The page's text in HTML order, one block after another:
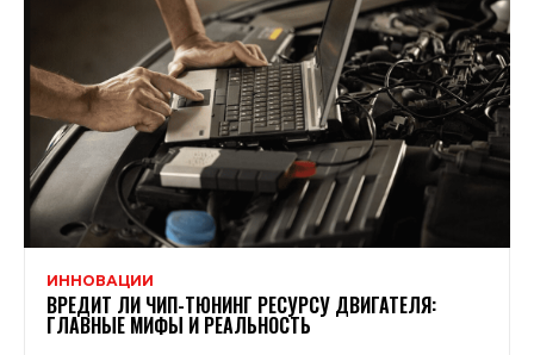
ИННОВАЦИИ
ВРЕДИТ ЛИ ЧИП-ТЮНИНГ РЕСУРСУ ДВИГАТЕЛЯ:
ГЛАВНЫЕ МИФЫ И РЕАЛЬНОСТЬ